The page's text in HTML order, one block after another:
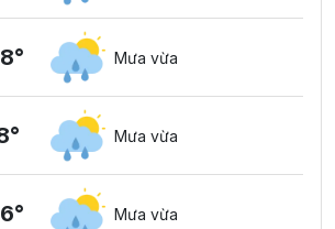
Mưa vừa
Mưa vừa
Mưa vừa